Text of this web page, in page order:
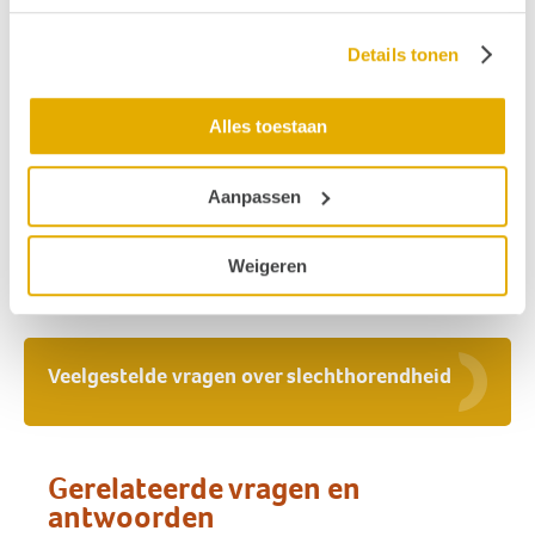
Details tonen
Alles toestaan
Aanpassen
Weigeren
Veelgestelde vragen over slechthorendheid
Gerelateerde vragen en
antwoorden